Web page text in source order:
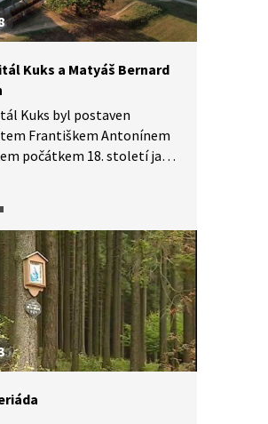
Kuks a Matyáš Bernard
Kuks byl postaven
Františkem Antonínem
počátkem 18. století jako
hrál barokní sochař
Bernard Braun, autor
Ctností a Neřestí.
barokního sochařství je
krajina v okolí
zvaná Braunův betlém.